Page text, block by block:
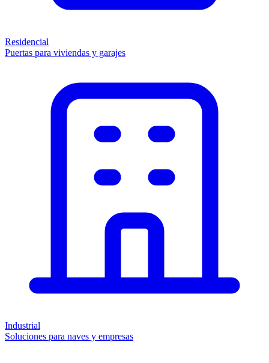
Residencial
Puertas para viviendas y garajes
Industrial
Soluciones para naves y empresas